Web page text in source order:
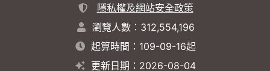
隱私權及網站安全政策
瀏覽人數：312,554,196
起算時間：109-09-16起
更新日期：2026-08-04